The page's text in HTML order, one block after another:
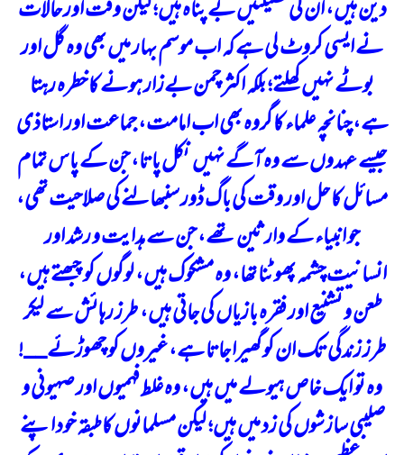
دین ہیں، ان کی فضیلتیں بے پناہ ہیں؛ لیکن وقت اور حالات
نے ایسی کروٹ لی ہے کہ اب موسم بہار میں بھی وہ گل اور
بوٹے نہیں کھلتے؛ بلکہ اکثر چمن بےزار ہونے کا خطرہ رہتا
ہے، چنانچہ علماء کا گروہ بھی اب امامت، جماعت اور استاذی
جیسے عہدوں سے وہ آگے نہیں نکل پاتا، جن کے پاس تمام
مسائل کا حل اور وقت کی باگ ڈور سنبھالنے کی صلاحیت تھی،
جو انبیاء کے وارثین تھے، جن سے ہدایت و رشد اور
انسانیت چشمہ پھوٹنا تھا، وہ مشکوک ہیں، لوگوں کو چبھتے ہیں،
طعن و تشنیع اور فقرہ بازیاں کی جاتی ہیں، طرز رہائش سے لیکر
طرز زندگی تک ان کو گھیرا جاتا ہے، غیروں کو چھوڑئے__!
وہ تو ایک خاص ہیولے میں ہیں، وہ غلط فہمیوں اور صہیونی و
صلیبی سازشوں کی زد میں ہیں؛ لیکن مسلمانوں کا طبقہ خود اپنے